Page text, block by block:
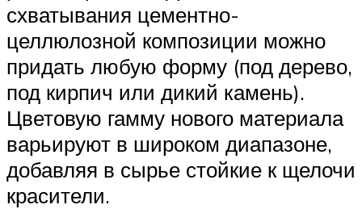
схватывания цементно-
целлюлозной композиции можно
придать любую форму (под дерево,
под кирпич или дикий камень).
Цветовую гамму нового материала
варьируют в широком диапазоне,
добавляя в сырье стойкие к щелочи
красители.